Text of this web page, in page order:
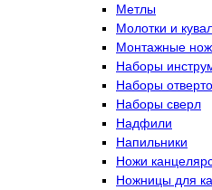
Метлы
Молотки и
Монтажные
Наборы
Наборы
Наборы сверл
Надфили
Напильники
Ножи
Ножницы для